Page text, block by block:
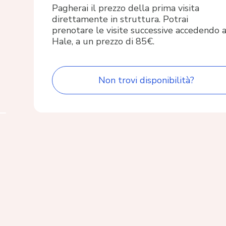
Pagherai il prezzo della prima visita
direttamente in struttura. Potrai
prenotare le visite successive accedendo
Hale, a un prezzo di 85€.
Non trovi disponibilità?